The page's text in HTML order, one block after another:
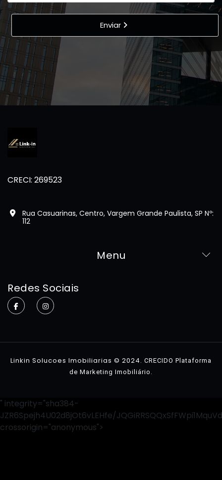
Enviar
CRECI: 269523
Rua Casuarinas, Centro, Vargem Grande Paulista, SP Nº:
112
Menu
Redes Sociais
Linkin Solucoes Imobiliarias © 2024. CRECIDO Plataforma
de Marketing Imobiliário .
" integrity="sha384-
JZR6Spejh4U02d8jOt6vLEHfe/
crossorigin="anonymous">